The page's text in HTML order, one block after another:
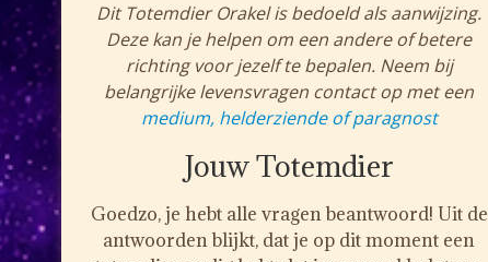
Dit Totemdier Orakel is bedoeld als aanwijzing.
Deze kan je helpen om een andere of betere
richting voor jezelf te bepalen. Neem bij
belangrijke levensvragen contact op met een
medium, helderziende of paragnost
Jouw Totemdier
Goedzo, je hebt alle vragen beantwoord! Uit de
antwoorden blijkt, dat je op dit moment een